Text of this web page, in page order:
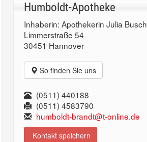
Humboldt-Apotheke
Inhaberin: Apothekerin Julia Busch
Limmerstraße 54
30451 Hannover
So finden Sie uns
(0511) 440188
(0511) 4583790
humboldt-brandt@t-online.de
Kontakt speichern